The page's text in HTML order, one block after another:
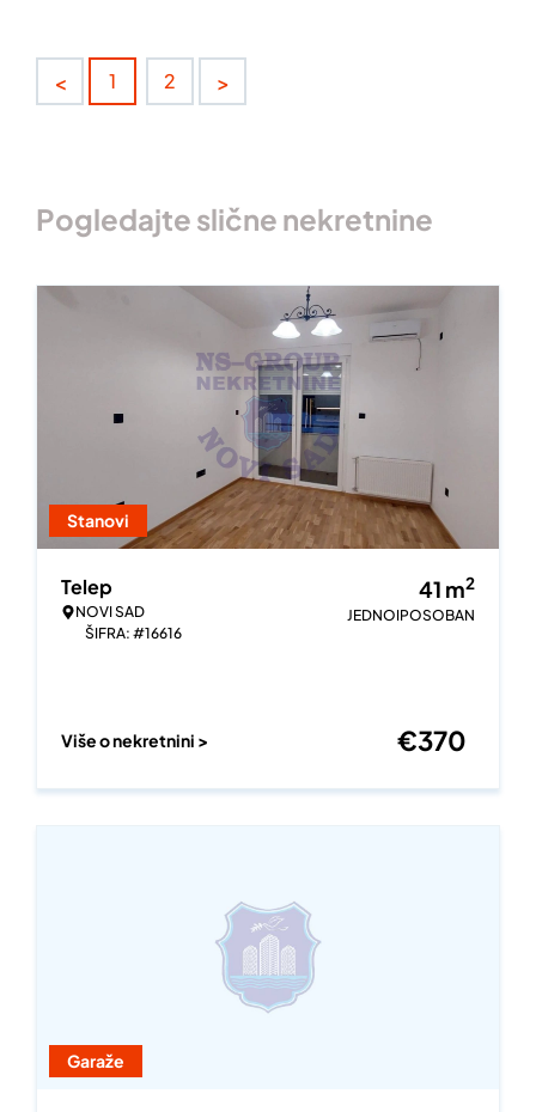
< 1 2 >
Pogledajte slične nekretnine
Stanovi
Telep
NOVI SAD
ŠIFRA: #16616
41 m2
JEDNOIPOSOBAN
Više o nekretnini > €370
Garaže